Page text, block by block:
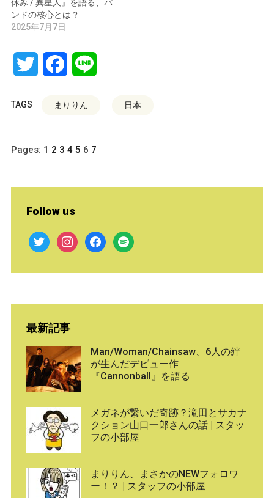
休み / 異星人』を語る、バ
ンドの核心とは？
2025年7月7日
Twitter Facebook
TAGS まりりん 日本
Pages: 1 2 3 4 5 6 7
Follow us
twitter instagramfacebook
spotify
最新記事
Man/Woman/Chainsaw、6人の絆
が生んだデビュー作
『Cannonball』を語る
メガネが繋いだ奇跡？滝田とサカナ
クション山口一郎さんの話 | スタッ
フの小部屋
まりりん、まさかのNEWフォロワ
ー！？ | スタッフの小部屋